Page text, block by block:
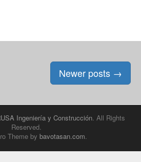
Newer posts →
Ingeniería y Construcción. All Rights
Reserved.
Theme by bavotasan.com.